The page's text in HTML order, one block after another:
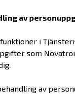
av
i
som
av